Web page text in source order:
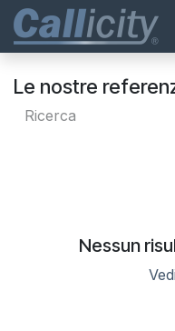
Passa al contenuto
Le nostre
Nessun